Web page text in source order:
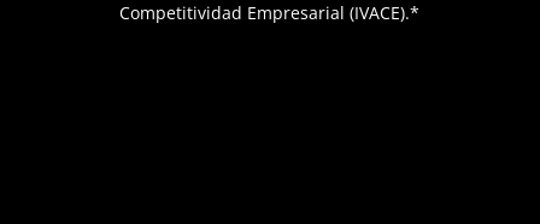
Competitividad Empresarial (IVACE).*